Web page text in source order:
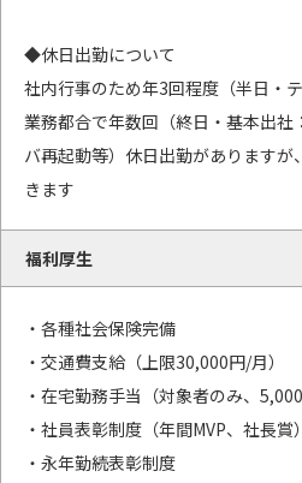
◆休日出勤について
社内行事のため年3回程度（半日・
業務都合で年数回（終日・基本出社
バ再起動等）休日出勤がありますが
きます
福利厚生
・各種社会保険完備
・交通費支給（上限30,000円/月）
・在宅勤務手当（対象者のみ、5,000
・社員表彰制度（年間MVP、社長賞）
・永年勤続表彰制度